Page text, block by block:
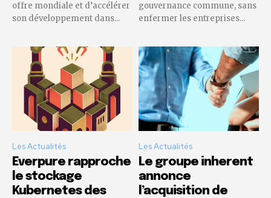
offre mondiale et d’accélérer
son développement dans...
gouvernance commune, sans
enfermer les entreprises...
Les Actualités
Everpure rapproche
le stockage
Kubernetes des
Les Actualités
Le groupe inherent
annonce
l’acquisition de